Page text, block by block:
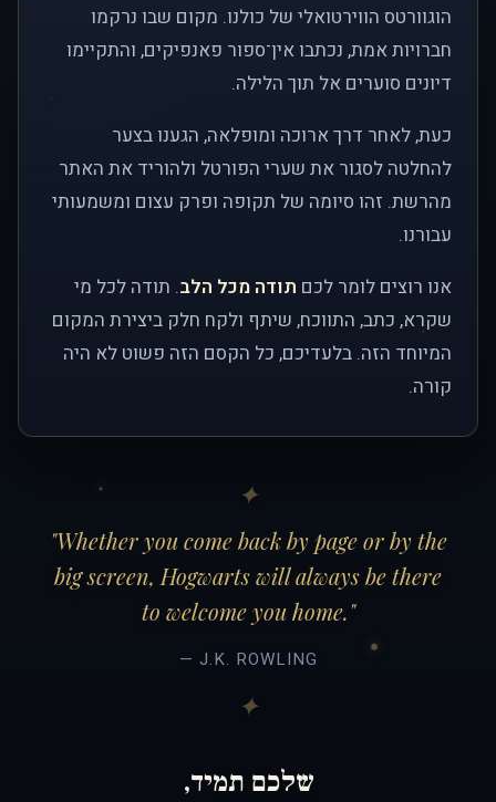
הוגוורטס הווירטואלי של כולנו. מקום שבו נרקמו
חברויות אמת, נכתבו אין־ספור פאנפיקים, והתקיימו
דיונים סוערים אל תוך הלילה.
כעת, לאחר דרך ארוכה ומופלאה, הגענו בצער
להחלטה לסגור את שערי הפורטל ולהוריד את האתר
מהרשת. זהו סיומה של תקופה ופרק עצום ומשמעותי
עבורנו.
אנו רוצים לומר לכם תודה מכל הלב. תודה לכל מי
שקרא, כתב, התווכח, שיתף ולקח חלק ביצירת המקום
המיוחד הזה. בלעדיכם, כל הקסם הזה פשוט לא היה
קורה.
"Whether you come back by page or by the
big screen, Hogwarts will always be there
to welcome you home."
— J.K. ROWLING
שלכם תמיד,